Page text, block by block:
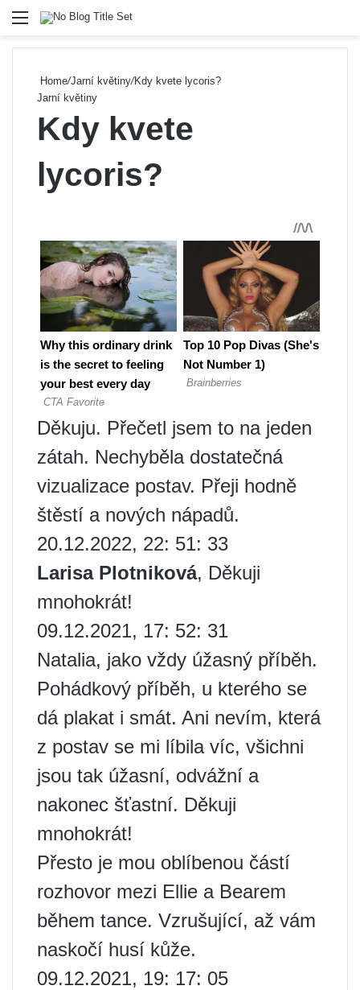
Menu
Home/Jarní květiny/Kdy kvete lycoris?
Jarní květiny
Kdy kvete
lycoris?
Děkuju. Přečetl jsem to na jeden
zátah. Nechyběla dostatečná
vizualizace postav. Přeji hodně
štěstí a nových nápadů.
20.12.2022, 22: 51: 33
Larisa Plotniková, Děkuji
mnohokrát!
09.12.2021, 17: 52: 31
Natalia, jako vždy úžasný příběh.
Pohádkový příběh, u kterého se
dá plakat i smát. Ani nevím, která
z postav se mi líbila víc, všichni
jsou tak úžasní, odvážní a
nakonec šťastní. Děkuji
mnohokrát!
Přesto je mou oblíbenou částí
rozhovor mezi Ellie a Bearem
během tance. Vzrušující, až vám
naskočí husí kůže.
09.12.2021, 19: 17: 05